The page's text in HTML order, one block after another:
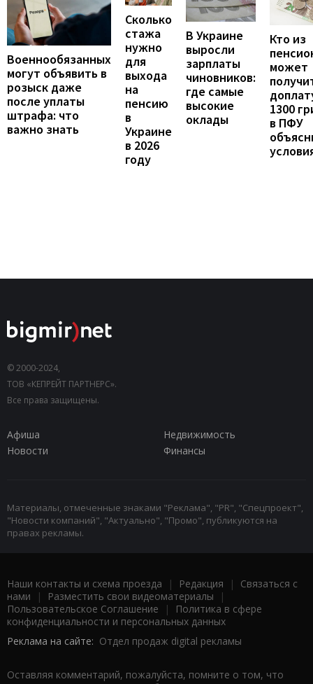
Военнообязанных
могут объявить в
розыск даже
после уплаты
штрафа: что
важно знать
Сколько
стажа
нужно
для
выхода
на
пенсию
в
Украине
в 2026
году
В Украине
выросли
зарплаты
чиновников:
где самые
высокие
оклады
Кто из
может
1300
в ПФУ
© 2000-2024,
ТОВ «КЕПРЕЙТ ПАРТНЕРС».
Все права защищены.
Афиша
Недвижимость
Новости
Финансы
Материалы, отмеченные знаками "Реклама", "PR", "Спецпроект",
"Новости компаний", "Актуально", "Промо", публикуются на
правах рекламы.
Наши контакты и схема проезда | Редакция | Связаться с
нами | Разместить свои видеоматериалы |
Пользовательское Соглашение |
Политика в сфере
конфиденциальности и персональных данных
Реклама на сайте: Отдел продаж digital рекламы
Оставляя комментарий, пожалуйста, помните о том, что